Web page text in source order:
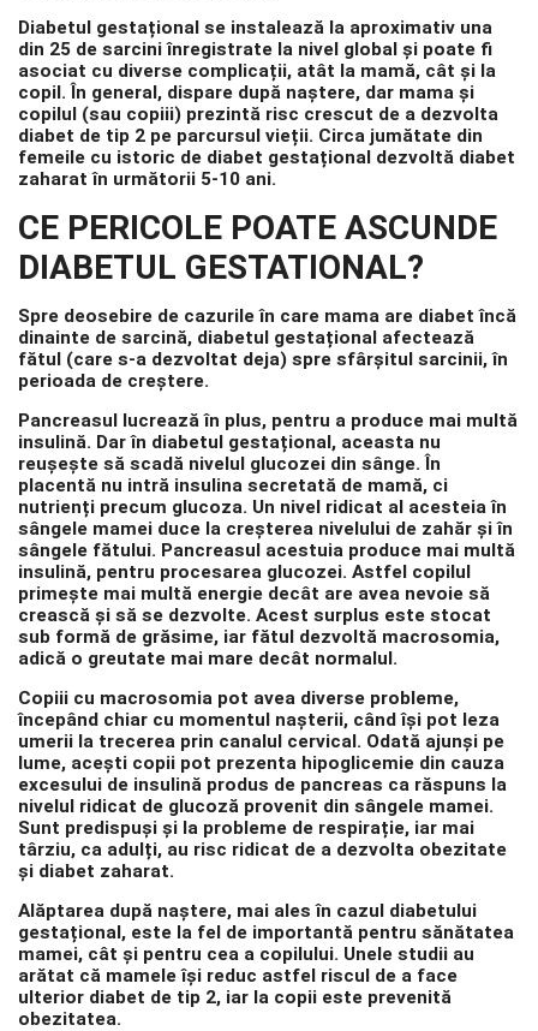
Diabetul gestațional se instalează la aproximativ una
din 25 de sarcini înregistrate la nivel global și poate fi
asociat cu diverse complicații, atât la mamă, cât și la
copil. În general, dispare după naștere, dar mama și
copilul (sau copiii) prezintă risc crescut de a dezvolta
diabet de tip 2 pe parcursul vieții. Circa jumătate din
femeile cu istoric de diabet gestațional dezvoltă diabet
zaharat în următorii 5-10 ani.
CE PERICOLE POATE ASCUNDE
DIABETUL GESTATIONAL?
Spre deosebire de cazurile în care mama are diabet încă
dinainte de sarcină, diabetul gestațional afectează
fătul (care s-a dezvoltat deja) spre sfârșitul sarcinii, în
perioada de creștere.
Pancreasul lucrează în plus, pentru a produce mai multă
insulină. Dar în diabetul gestațional, aceasta nu
reușește să scadă nivelul glucozei din sânge. În
placentă nu intră insulina secretată de mamă, ci
nutrienți precum glucoza. Un nivel ridicat al acesteia în
sângele mamei duce la creșterea nivelului de zahăr și în
sângele fătului. Pancreasul acestuia produce mai multă
insulină, pentru procesarea glucozei. Astfel copilul
primește mai multă energie decât are avea nevoie să
crească și să se dezvolte. Acest surplus este stocat
sub formă de grăsime, iar fătul dezvoltă macrosomia,
adică o greutate mai mare decât normalul.
Copiii cu macrosomia pot avea diverse probleme,
începând chiar cu momentul nașterii, când își pot leza
umerii la trecerea prin canalul cervical. Odată ajunși pe
lume, acești copii pot prezenta hipoglicemie din cauza
excesului de insulină produs de pancreas ca răspuns la
nivelul ridicat de glucoză provenit din sângele mamei.
Sunt predispuși și la probleme de respirație, iar mai
târziu, ca adulți, au risc ridicat de a dezvolta obezitate
și diabet zaharat.
Alăptarea după naștere, mai ales în cazul diabetului
gestațional, este la fel de importantă pentru sănătatea
mamei, cât și pentru cea a copilului. Unele studii au
arătat că mamele își reduc astfel riscul de a face
ulterior diabet de tip 2, iar la copii este prevenită
obezitatea.